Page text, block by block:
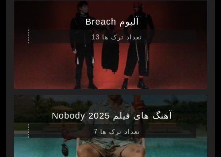
آلبوم Breach
تعداد ترک ها 13
آهنگ های فیلم Nobody 2025
تعداد ترک ها 7